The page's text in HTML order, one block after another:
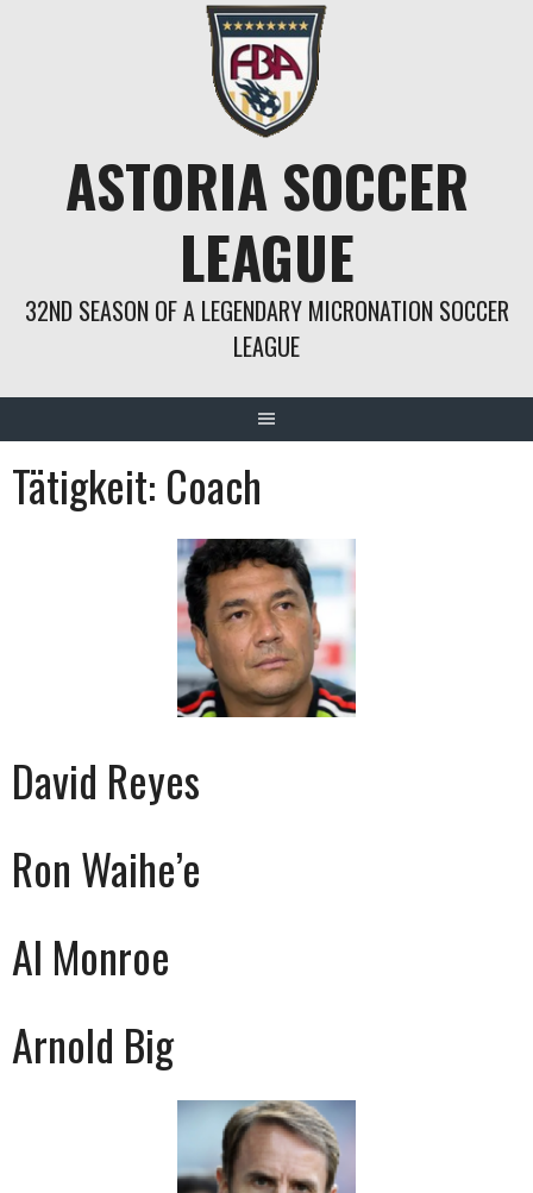
ASTORIA SOCCER
LEAGUE
32ND SEASON OF A LEGENDARY MICRONATION SOCCER
LEAGUE
Tätigkeit: Coach
David Reyes
Ron Waihe’e
Al Monroe
Arnold Big